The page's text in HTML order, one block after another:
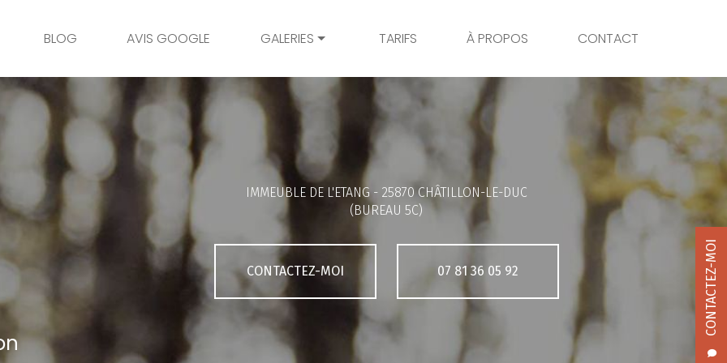
CONTACTEZ-MOI
BLOG AVIS GOOGLE GALERIES
Mariage
Grossesse
Bambins
Portrait
Galerie client
TARIFS À PROPOS CONTACT
IMMEUBLE DE L'ETANG - 25870 CHÂTILLON-LE-DUC
(BUREAU 5C)
CONTACTEZ-MOI 07 81 36 05 92